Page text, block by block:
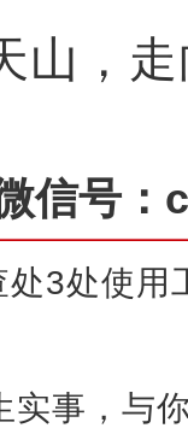
山，
微信号
处3处使用
实事，与
河胡杨美如